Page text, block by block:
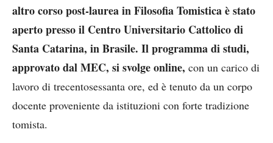
altro corso post-laurea in Filosofia Tomistica è stato
aperto presso il Centro Universitario Cattolico di
Santa Catarina, in Brasile. Il programma di studi,
approvato dal MEC, si svolge online, con un carico di
lavoro di trecentosessanta ore, ed è tenuto da un corpo
docente proveniente da istituzioni con forte tradizione
tomista.